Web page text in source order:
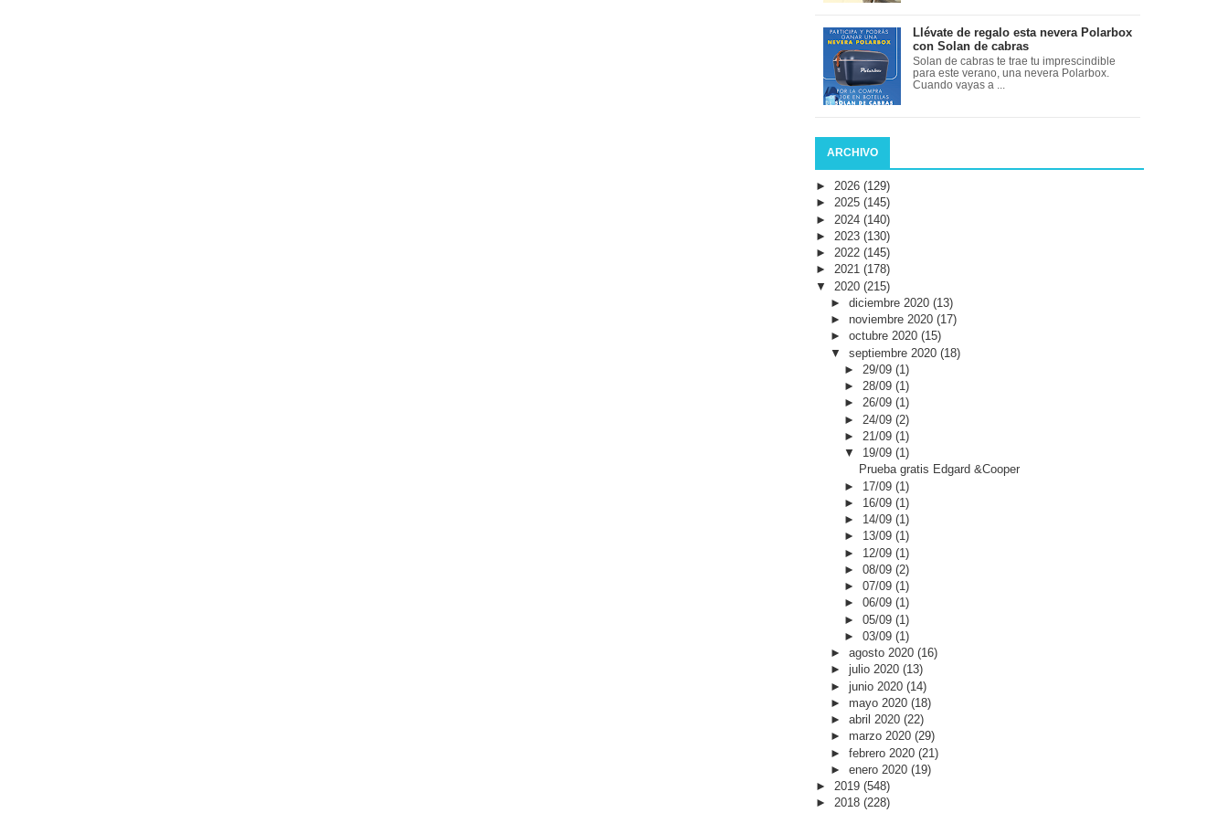
Llévate de regalo esta nevera Polarbox
con Solan de cabras
Solan de cabras te trae tu imprescindible
para este verano, una nevera Polarbox.
Cuando vayas a ...
ARCHIVO
► 2026 (129)
► 2025 (145)
► 2024 (140)
► 2023 (130)
► 2022 (145)
► 2021 (178)
▼ 2020 (215)
► diciembre 2020 (13)
► noviembre 2020 (17)
► octubre 2020 (15)
▼ septiembre 2020 (18)
► 29/09(1)
►28/09(1)
►26/09(1)
► 24/09(2)
► 21/09(1)
▼ 19/09(1)
Prueba gratis Edgard &Cooper
► 17/09(1)
► 16/09(1)
► 14/09(1)
► 13/09(1)
► 12/09(1)
►08/09(2)
►07/09(1)
►06/09(1)
►05/09(1)
►03/09(1)
► agosto 2020 (16)
► julio 2020 (13)
► junio 2020 (14)
► mayo 2020 (18)
► abril 2020 (22)
► marzo 2020 (29)
► febrero 2020 (21)
► enero 2020 (19)
► 2019 (548)
► 2018 (228)